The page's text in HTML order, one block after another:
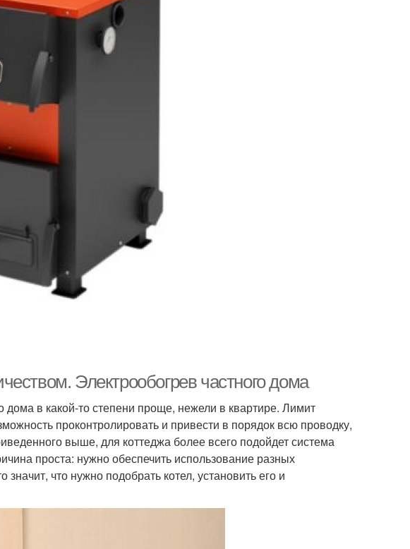
Электрообогрев частного дома
дома в какой-то степени проще, нежели в квартире. Лимит
проконтролировать и привести в порядок всю проводку,
выше, для коттеджа более всего подойдет система
проста: нужно обеспечить использование разных
что нужно подобрать котел, установить его и